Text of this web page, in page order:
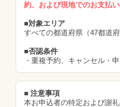
約、および現地でのお支払い
■対象エリア
すべての都道府県（47都道府
■否認条件
・重複予約、キャンセル・
■ 注意事項
本お申込者の特定および謝